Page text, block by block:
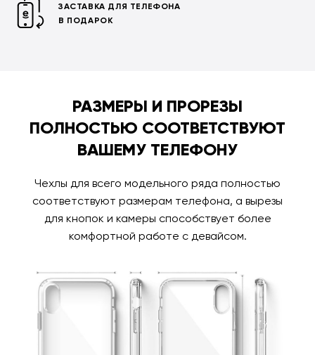
ЗАСТАВКА ДЛЯ ТЕЛЕФОНА
В ПОДАРОК
РАЗМЕРЫ И ПРОРЕЗЫ
ПОЛНОСТЬЮ СООТВЕТСТВУЮТ
ВАШЕМУ ТЕЛЕФОНУ
Чехлы для всего модельного ряда полностью
соответствуют размерам телефона, а вырезы
для кнопок и камеры способствует более
комфортной работе с девайсом.